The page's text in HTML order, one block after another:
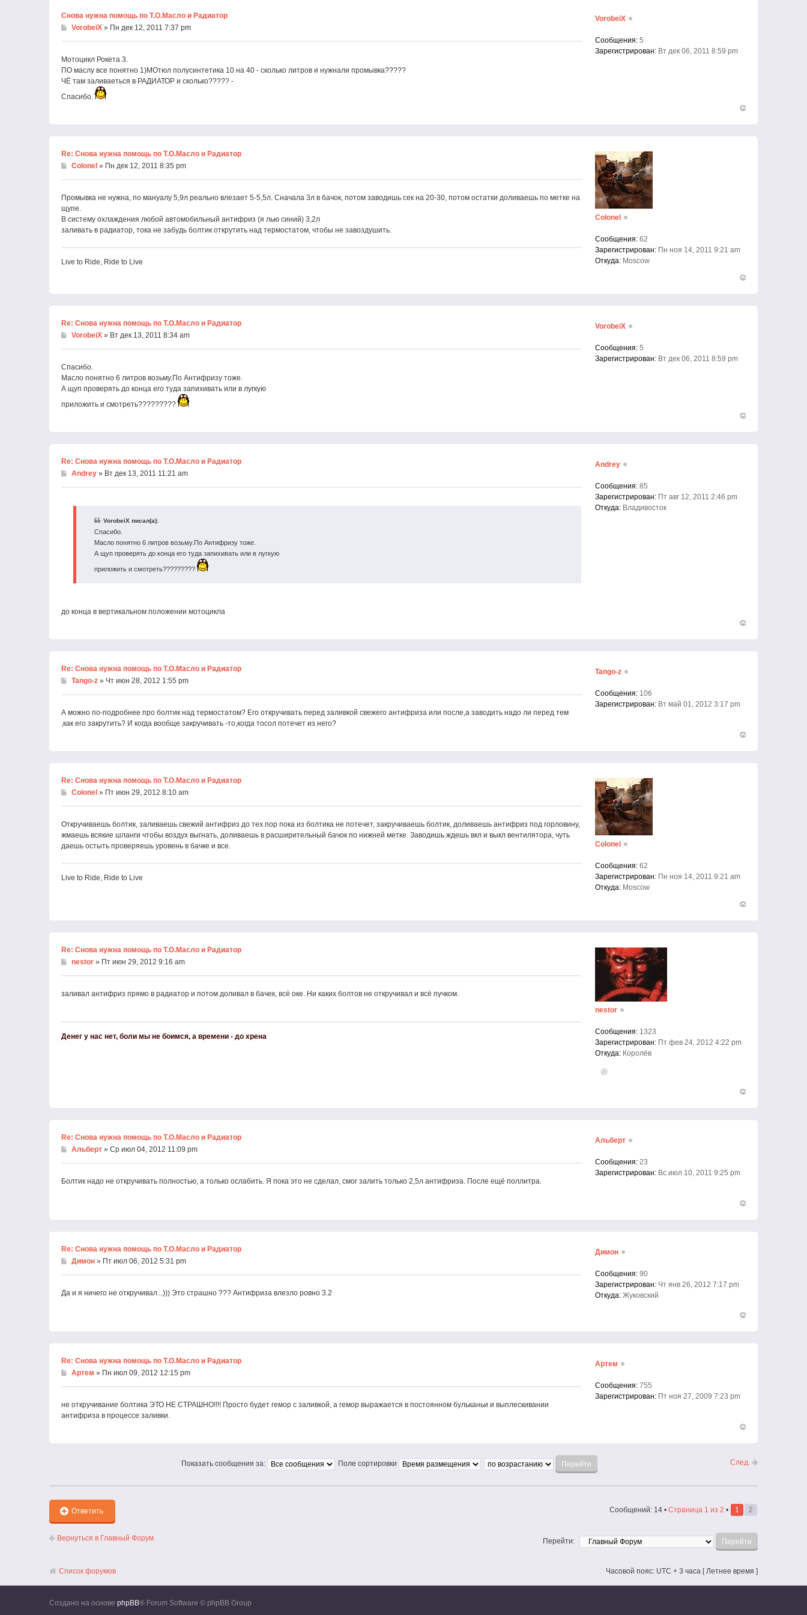
Снова нужна помощь по Т.О.Масло и Радиатор
VorobeiX » Пн дек 12, 2011 7:37 pm
Мотоцикл Рокета 3.
ПО маслу все понятно 1)МОтюл полусинтетика 10 на 40 - сколько литров и нужнали промывка?????
ЧЁ там заливаеться в РАДИАТОР и сколько????? -
Спасибо.
VorobeiX
Сообщения: 5
Зарегистрирован: Вт дек 06, 2011 8:59 pm
Re: Снова нужна помощь по Т.О.Масло и Радиатор
Colonel » Пн дек 12, 2011 8:35 pm
Промывка не нужна, по мануалу 5,9л реально влезает 5-5,5л. Сначала 3л в бачок, потом заводишь сек на 20-30, потом остатки доливаешь по метке на
щупе.
В систему охлаждения любой автомобильный антифриз (я лью синий) 3,2л
заливать в радиатор, тока не забудь болтик открутить над термостатом, чтобы не завоздушить.
Live to Ride, Ride to Live
Colonel
Сообщения: 62
Зарегистрирован: Пн ноя 14, 2011 9:21 am
Откуда: Moscow
Re: Снова нужна помощь по Т.О.Масло и Радиатор
VorobeiX » Вт дек 13, 2011 8:34 am
Cпасибо.
Масло понятно 6 литров возьму.По Антифризу тоже.
А щуп проверять до конца его туда запихивать или в лугкую
приложить и смотреть?????????
VorobeiX
Сообщения: 5
Зарегистрирован: Вт дек 06, 2011 8:59 pm
Re: Снова нужна помощь по Т.О.Масло и Радиатор
Andrey » Вт дек 13, 2011 11:21 am
VorobeiX писал(а):
Cпасибо.
Масло понятно 6 литров возьму.По Антифризу тоже.
А щуп проверять до конца его туда запихивать или в лугкую
приложить и смотреть?????????
до конца в вертикальном положении мотоцикла
Andrey
Сообщения: 85
Зарегистрирован: Пт авг 12, 2011 2:46 pm
Откуда: Владивосток
Re: Снова нужна помощь по Т.О.Масло и Радиатор
Tango-z » Чт июн 28, 2012 1:55 pm
А можно по-подробнее про болтик над термостатом? Его откручивать перед заливкой свежего антифриза или после,а заводить надо ли перед тем
,как его закрутить? И когда вообще закручивать -то,когда тосол потечет из него?
Tango-z
Сообщения: 106
Зарегистрирован: Вт май 01, 2012 3:17 pm
Re: Снова нужна помощь по Т.О.Масло и Радиатор
Colonel » Пт июн 29, 2012 8:10 am
Откручиваешь болтик, заливаешь свежий антифриз до тех пор пока из болтика не потечет, закручиваешь болтик, доливаешь антифриз под горловину,
жмаешь всякие шланги чтобы воздух выгнать, доливаешь в расширительный бачок по нижней метке. Заводишь ждешь вкл и выкл вентилятора, чуть
даешь остыть проверяешь уровень в бачке и все.
Live to Ride, Ride to Live
Colonel
Сообщения: 62
Зарегистрирован: Пн ноя 14, 2011 9:21 am
Откуда: Moscow
Re: Снова нужна помощь по Т.О.Масло и Радиатор
nestor » Пт июн 29, 2012 9:16 am
заливал антифриз прямо в радиатор и потом доливал в бачек, всё оке. Ни каких болтов не откручивал и всё пучком.
Денег у нас нет, боли мы не боимся, а времени - до хрена
nestor
Сообщения: 1323
Зарегистрирован: Пт фев 24, 2012 4:22 pm
Откуда: Королёв
Re: Снова нужна помощь по Т.О.Масло и Радиатор
Альберт » Ср июл 04, 2012 11:09 pm
Болтик надо не откручивать полностью, а только ослабить. Я пока это не сделал, смог залить только 2,5л антифриза. После ещё поллитра.
Альберт
Сообщения: 23
Зарегистрирован: Вс июл 10, 2011 9:25 pm
Re: Снова нужна помощь по Т.О.Масло и Радиатор
Димон » Пт июл 06, 2012 5:31 pm
Да и я ничего не откручивал...))) Это страшно ??? Антифриза влезло ровно 3.2
Димон
Сообщения: 90
Зарегистрирован: Чт янв 26, 2012 7:17 pm
Откуда: Жуковский
Re: Снова нужна помощь по Т.О.Масло и Радиатор
Артем » Пн июл 09, 2012 12:15 pm
не откручивание болтика ЭТО НЕ СТРАШНО!!!! Просто будет гемор с заливкой, а гемор выражается в постоянном бульканьи и выплескивании
антифриза в процессе заливки.
Артем
Сообщения: 755
Зарегистрирован: Пт ноя 27, 2009 7:23 pm
началу
След.
Показать сообщения за: Поле сортировки
Ответить Сообщений: 14 • Страница 1 из 2 • 1 2
Вернуться в Главный Форум Перейти:
Список форумов Часовой пояс: UTC + 3 часа [ Летнее время ]
Создано на основе phpBB® Forum Software © phpBB Group